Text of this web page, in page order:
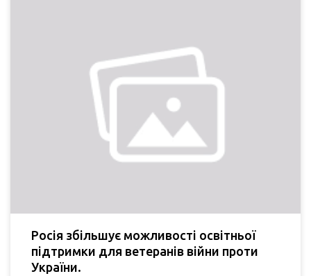
Росія збільшує можливості освітньої
підтримки для ветеранів війни проти
України.